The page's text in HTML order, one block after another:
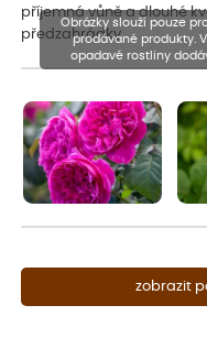
příjemná vůně a dlouhé
předzahrádky.
zobrazit
Obrázky slouží pouze
prodávané produkty.
opadavé rostliny
Rostliny mohou být